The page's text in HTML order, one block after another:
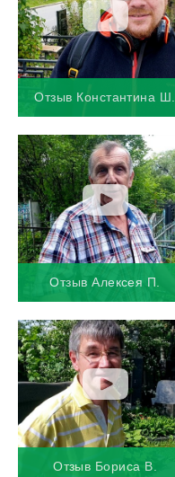
Отзыв Константина Ш.
Отзыв Алексея П.
Отзыв Бориса В.